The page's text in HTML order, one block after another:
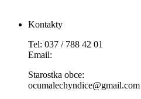
Kontakty
Tel: 037 / 788 42 01
Email:
Starostka obce:
ocumalechyndice@gmail.com